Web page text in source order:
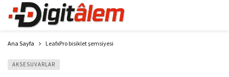
Ana Sayfa LeafxPro bisiklet şemsiyesi
AKSESUVARLAR